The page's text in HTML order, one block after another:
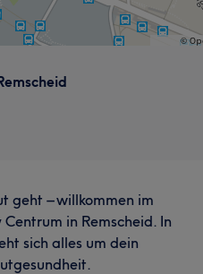
geht – willkommen im
in Remscheid. In
sich alles um dein